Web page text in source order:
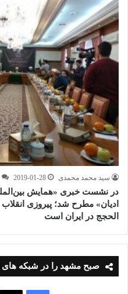
سید محمد محمدی 2019-01-28
در نشست خبری «همایش
ادیان» مطرح شد؛ پیروزی
الحجج در ایران است
صبح مشهد را در شبکه های